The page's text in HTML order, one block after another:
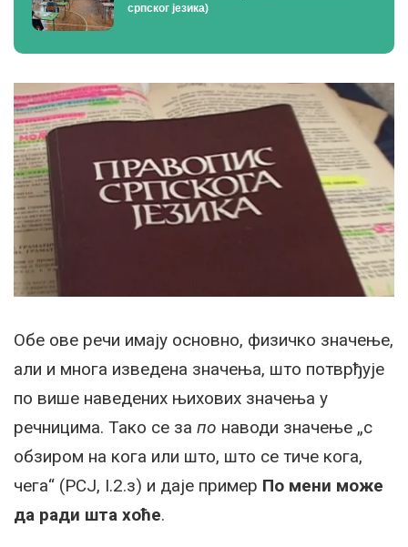
српског језика)
Обе ове речи имају основно, физичко значење,
али и многа изведена значења, што потврђује
по више наведених њихових значења у
речницима. Тако се за по наводи значење „с
обзиром на кога или што, што се тиче кога,
чега“ (РСЈ, I.2.з) и даје пример По мени може
да ради шта хоће.